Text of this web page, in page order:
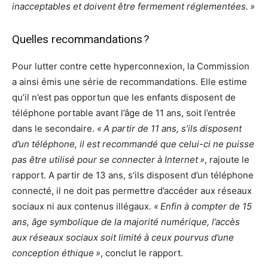
inacceptables et doivent être fermement réglementées. »
Quelles recommandations ?
Pour lutter contre cette hyperconnexion, la Commission
a ainsi émis une série de recommandations. Elle estime
qu’il n’est pas opportun que les enfants disposent de
téléphone portable avant l’âge de 11 ans, soit l’entrée
dans le secondaire. « A partir de 11 ans, s’ils disposent
d’un téléphone, il est recommandé que celui-ci ne puisse
pas être utilisé pour se connecter à Internet », rajoute le
rapport. A partir de 13 ans, s’ils disposent d’un téléphone
connecté, il ne doit pas permettre d’accéder aux réseaux
sociaux ni aux contenus illégaux. « Enfin à compter de 15
ans, âge symbolique de la majorité numérique, l’accès
aux réseaux sociaux soit limité à ceux pourvus d’une
conception éthique », conclut le rapport.